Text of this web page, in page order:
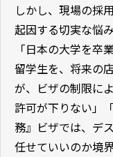
しかし、現場の採
起因する切実な悩
「日本の大学を卒
留学生を、将来の
が、ビザの制限に
許可が下りない」
務』ビザでは、デ
任せていいのか境